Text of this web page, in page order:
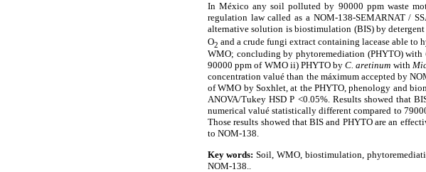
In México any soil polluted by 90000 ppm waste
regulation law called as a NOM-138-SEMARNAT /
alternative solution is biostimulation (BIS) by
O2 and a crude fungi extract containing lacease able to
WMO; concluding by phytoremediation (PHYTO) with
90000 ppm of WMO ii) PHYTO byC. aretinum with
concentration valué than the máximum accepted by
of WMO by Soxhlet, at the PHYTO, phenology and
ANOVA/Tukey HSD P <0.05%. Results showed that
numerical valué statistically different compared to
Those results showed that BIS and PHYTO are an
to NOM-138.
Key words: Soil, WMO, biostimulation,
NOM-138..